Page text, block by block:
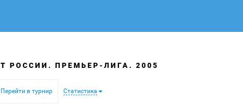
РОССИИ. ПРЕМЬЕР-ЛИГА. 2005
Перейти в турнир Статистика